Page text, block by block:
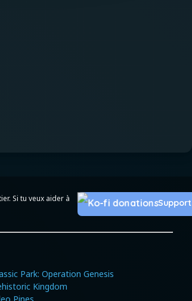
Si tu veux aider à
Support
Park: Operation Genesis
Kingdom
Pines